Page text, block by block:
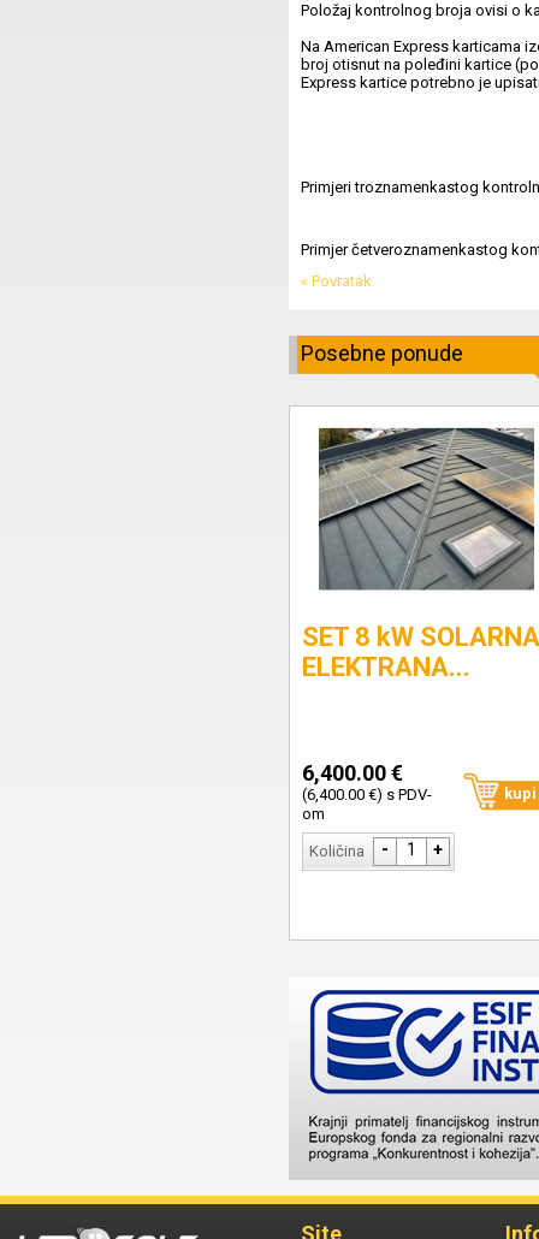
Položaj kontrolnog broja ovisi o
Na American Express karticama
broj otisnut na poleđini kartice
Express kartice potrebno je
Primjeri troznamenkastog
Primjer četveroznamenkastog
« Povratak
Posebne ponude
SET 8 kW SOLARNA
ELEKTRANA...
6,400.00 €
(6,400.00 €) s PDV-
om
Količina - 1 +
kupi
Site